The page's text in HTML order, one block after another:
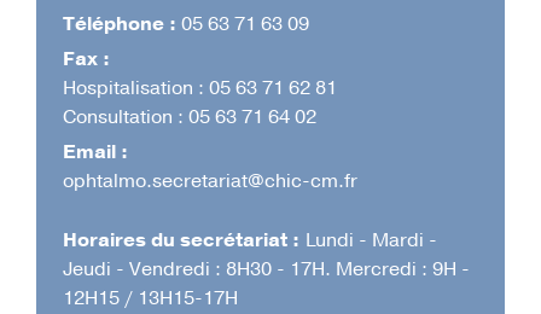
Téléphone : 05 63 71 63 09
Fax :
Hospitalisation : 05 63 71 62 81
Consultation : 05 63 71 64 02
Email :
ophtalmo.secretariat@chic-cm.fr
Horaires du secrétariat : Lundi - Mardi -
Jeudi - Vendredi : 8H30 - 17H. Mercredi : 9H -
12H15 / 13H15-17H